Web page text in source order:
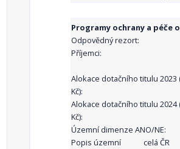
Programy ochrany a péče
Odpovědný rezort:
Příjemci:
Alokace dotačního titulu 2023
Kč):
Alokace dotačního titulu 2024
Kč):
Územní dimenze ANO/NE:
Popis územní
celá ČR